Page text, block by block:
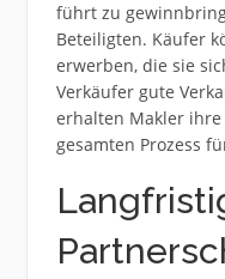
führt zu
Beteiligten. Käufer
erwerben, die sie
Verkäufer gute
erhalten Makler ihre
gesamten Prozess